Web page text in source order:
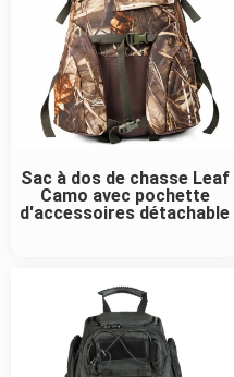
Sac à dos de chasse Leaf
Camo avec pochette
d'accessoires détachable